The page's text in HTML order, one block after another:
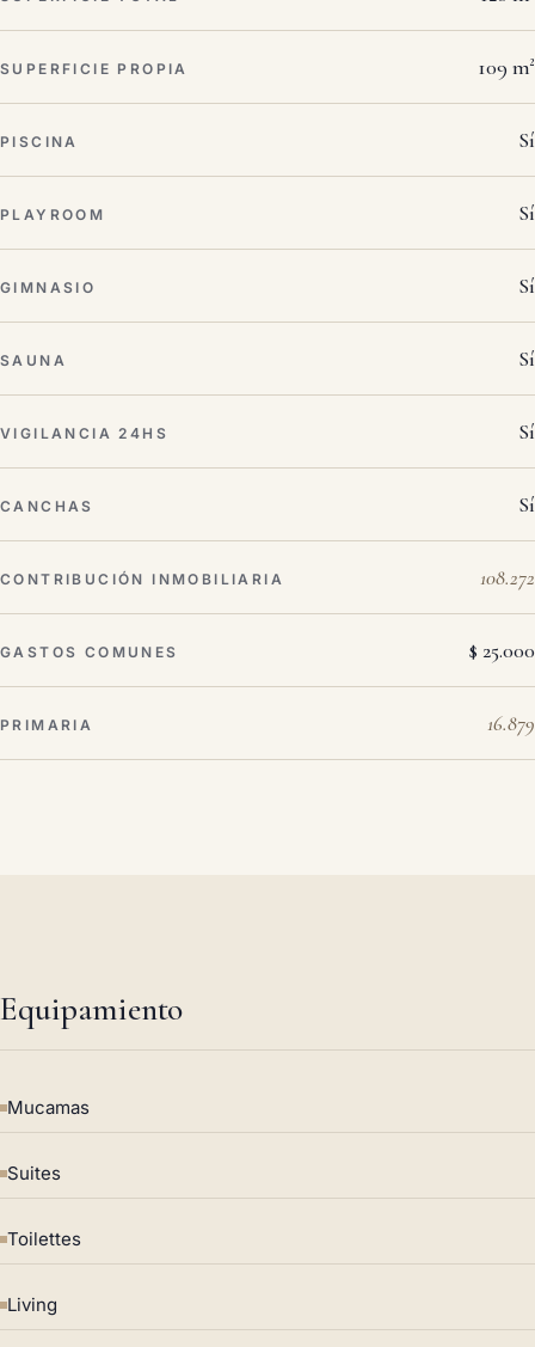
SUPERFICIE PROPIA 109 m²
PISCINA Sí
PLAYROOM Sí
GIMNASIO Sí
SAUNA Sí
VIGILANCIA 24HS Sí
CANCHAS Sí
CONTRIBUCIÓN INMOBILIARIA 108.272
GASTOS COMUNES $ 25.000
PRIMARIA 16.879
Equipamiento
Mucamas
Suites
Toilettes
Living